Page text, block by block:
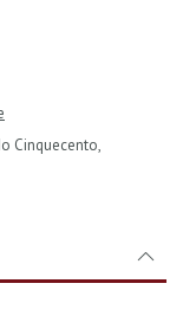
Cinquecento,